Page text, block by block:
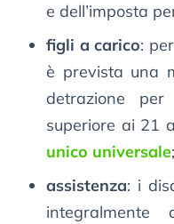
e dell’imposta
figli a carico:
è prevista una
detrazione
superiore ai 21
unico universale;
assistenza: i